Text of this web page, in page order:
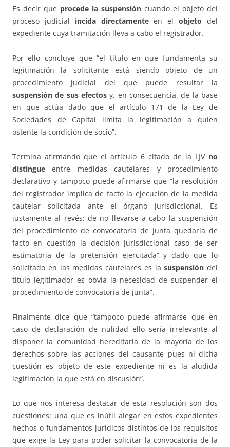
Es decir que procede la suspensión cuando el objeto del
proceso judicial incida directamenteen elobjeto del
expediente cuya tramitación lleva a cabo el registrador.
Por ello concluye que “el título en que fundamenta su
legitimación la solicitante está siendo objeto de un
procedimiento judicial del que puede resultar la
suspensión de sus efectos y, en consecuencia, de la base
en que actúa dado que el artículo 171 de la Ley de
Sociedades de Capital limita la legitimación a quien
ostente la condición de socio”.
Termina afirmando que el artículo 6 citado de la LJV no
distingue entre medidas cautelares y procedimiento
declarativo y tampoco puede afirmarse que “la resolución
del registrador implica de facto la ejecución de la medida
cautelar solicitada ante el órgano jurisdiccional. Es
justamente al revés; de no llevarse a cabo la suspensión
del procedimiento de convocatoria de junta quedaría de
facto en cuestión la decisión jurisdiccional caso de ser
estimatoria de la pretensión ejercitada” y dado que lo
solicitado en las medidas cautelares es lasuspensión del
título legitimador es obvia la necesidad de suspender el
procedimiento de convocatoria de junta”.
Finalmente dice que “tampoco puede afirmarse que en
caso de declaración de nulidad ello sería irrelevante al
disponer la comunidad hereditaria de la mayoría de los
derechos sobre las acciones del causante pues ni dicha
cuestión es objeto de este expediente ni es la aludida
legitimación la que está en discusión”.
Lo que nos interesa destacar de esta resolución son dos
cuestiones: una que es inútil alegar en estos expedientes
hechos o fundamentos jurídicos distintos de los requisitos
que exige la Ley para poder solicitar la convocatoria de la